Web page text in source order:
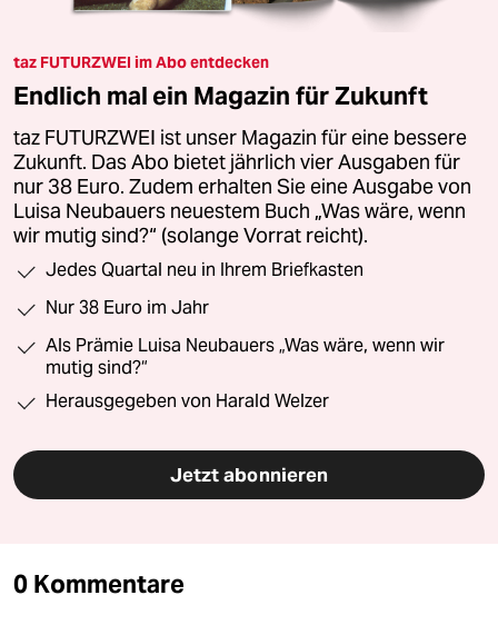
taz FUTURZWEI im Abo entdecken
Endlich mal ein Magazin für Zukunft
taz FUTURZWEI ist unser Magazin für eine bessere
Zukunft. Das Abo bietet jährlich vier Ausgaben für
nur 38 Euro. Zudem erhalten Sie eine Ausgabe von
Luisa Neubauers neuestem Buch „Was wäre, wenn
wir mutig sind?“ (solange Vorrat reicht).
Jedes Quartal neu in Ihrem Briefkasten
Nur 38 Euro im Jahr
Als Prämie Luisa Neubauers „Was wäre, wenn wir
mutig sind?“
Herausgegeben von Harald Welzer
Jetzt abonnieren
0 Kommentare